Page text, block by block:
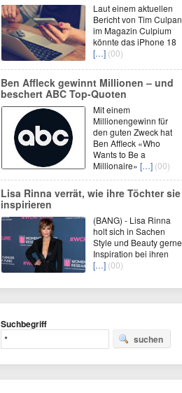
Laut einem aktuellen
Bericht von Tim Culpan
im Magazin Culpium
könnte das iPhone 18
[…] (00)
Ben Affleck gewinnt Millionen – und
beschert ABC Top-Quoten
Mit einem
Millionengewinn für
den guten Zweck hat
Ben Affleck «Who
Wants to Be a
Millionaire» […] (00)
Lisa Rinna verrät, wie ihre Töchter sie
inspirieren
(BANG) - Lisa Rinna
holt sich in Sachen
Style und Beauty gerne
Inspiration bei ihren
[…] (00)
Suchbegriff
suchen